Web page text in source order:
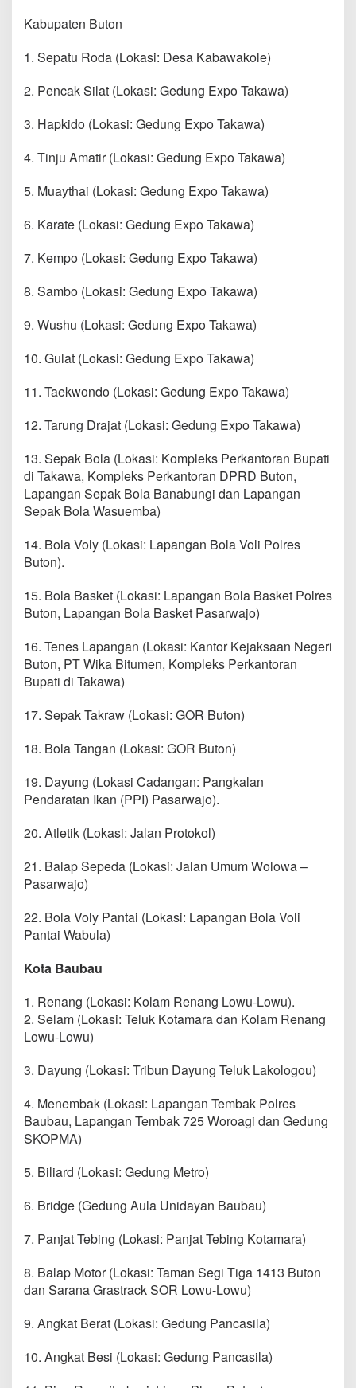
Kabupaten Buton
1. Sepatu Roda (Lokasi: Desa Kabawakole)
2. Pencak Silat (Lokasi: Gedung Expo Takawa)
3. Hapkido (Lokasi: Gedung Expo Takawa)
4. Tinju Amatir (Lokasi: Gedung Expo Takawa)
5. Muaythai (Lokasi: Gedung Expo Takawa)
6. Karate (Lokasi: Gedung Expo Takawa)
7. Kempo (Lokasi: Gedung Expo Takawa)
8. Sambo (Lokasi: Gedung Expo Takawa)
9. Wushu (Lokasi: Gedung Expo Takawa)
10. Gulat (Lokasi: Gedung Expo Takawa)
11. Taekwondo (Lokasi: Gedung Expo Takawa)
12. Tarung Drajat (Lokasi: Gedung Expo Takawa)
13. Sepak Bola (Lokasi: Kompleks Perkantoran Bupati
di Takawa, Kompleks Perkantoran DPRD Buton,
Lapangan Sepak Bola Banabungi dan Lapangan
Sepak Bola Wasuemba)
14. Bola Voly (Lokasi: Lapangan Bola Voli Polres
Buton).
15. Bola Basket (Lokasi: Lapangan Bola Basket Polres
Buton, Lapangan Bola Basket Pasarwajo)
16. Tenes Lapangan (Lokasi: Kantor Kejaksaan Negeri
Buton, PT Wika Bitumen, Kompleks Perkantoran
Bupati di Takawa)
17. Sepak Takraw (Lokasi: GOR Buton)
18. Bola Tangan (Lokasi: GOR Buton)​
19. Dayung (Lokasi Cadangan: Pangkalan
Pendaratan Ikan (PPI) Pasarwajo).
20. Atletik (Lokasi: Jalan Protokol)
21. Balap Sepeda (Lokasi: Jalan Umum Wolowa –
Pasarwajo)
22. Bola Voly Pantai (Lokasi: Lapangan Bola Voli
Pantai Wabula)
Kota Baubau
1. Renang (Lokasi: Kolam Renang Lowu-Lowu).
2. Selam (Lokasi: Teluk Kotamara dan Kolam Renang
Lowu-Lowu)
3. Dayung (Lokasi: Tribun Dayung Teluk Lakologou)
4. Menembak (Lokasi: Lapangan Tembak Polres
Baubau, Lapangan Tembak 725 Woroagi dan Gedung
SKOPMA)
5. Biliard (Lokasi: Gedung Metro)
6. Bridge (Gedung Aula Unidayan Baubau)
7. Panjat Tebing (Lokasi: Panjat Tebing Kotamara)
8. Balap Motor (Lokasi: Taman Segi Tiga 1413 Buton
dan Sarana Grastrack SOR Lowu-Lowu)
9. Angkat Berat (Lokasi: Gedung Pancasila)
10. Angkat Besi (Lokasi: Gedung Pancasila)